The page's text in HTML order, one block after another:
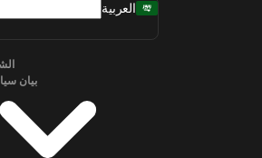
قطارات من إشبيلية إلى برشلونة
قطارات من سالزبورغ إلى فيينا
العربية
بيان